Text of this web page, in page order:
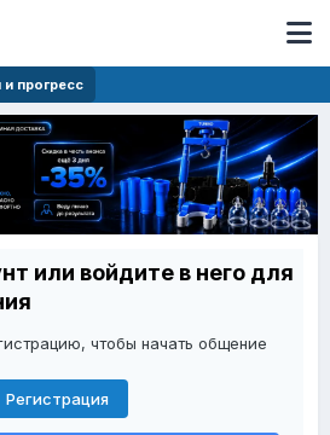
прогресс
или войдите в него для
чтобы начать общение
Регистрация